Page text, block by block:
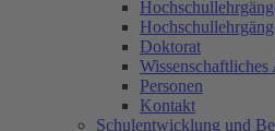
Doktorat
Wissenschaftliches
Personen
Kontakt
Schulentwicklung und